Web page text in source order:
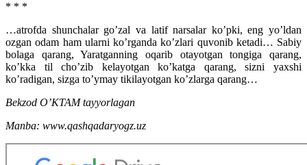
* * *
…atrofda shunchalar go’zal va latif narsalar ko’pki, eng yo’ldan
ozgan odam ham ularni ko’rganda ko’zlari quvonib ketadi… Sabiy
bolaga qarang, Yaratganning oqarib otayotgan tongiga qarang,
ko’kka til cho’zib kelayotgan ko’katga qarang, sizni yaxshi
ko’radigan, sizga to’ymay tikilayotgan ko’zlarga qarang…
Bekzod O’KTAM tayyorlagan
Manba: www.qashqadaryogz.uz